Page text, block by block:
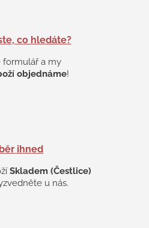
co hledáte?
formulář a my
objednáme!
ihned
Skladem (Čestlice)
u nás.